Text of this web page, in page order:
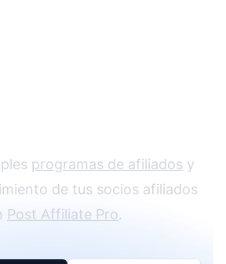
programas de afiliados y
de tus socios afiliados
Post Affiliate Pro.